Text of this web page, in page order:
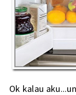
Ok kalau